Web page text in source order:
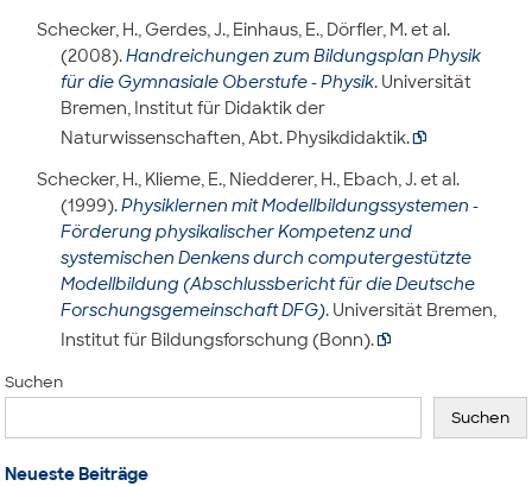
Schecker, H., Gerdes, J., Einhaus, E., Dörfler, M. et al.
(2008).Handreichungen zum Bildungsplan Physik
für die Gymnasiale Oberstufe - Physik. Universität
Bremen, Institut für Didaktik der
Naturwissenschaften, Abt. Physikdidaktik.
Schecker, H., Klieme, E., Niedderer, H., Ebach, J. et al.
(1999).Physiklernen mit Modellbildungssystemen -
Förderung physikalischer Kompetenz und
systemischen Denkens durch computergestützte
Modellbildung (Abschlussbericht für die Deutsche
Forschungsgemeinschaft DFG). Universität Bremen,
Institut für Bildungsforschung (Bonn).
Suchen
Suchen
Neueste Beiträge